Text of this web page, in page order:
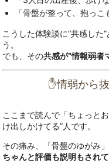
「骨盤が整って、抱っこ
こうした体験談に“共感した
う。
でも、その共感が“情報弱者
✋情弱から
ここまで読んで「ちょっと
け出しかけてる”人です。
その痛み、「骨盤のゆがみ
ちゃんと評価も説明もされ